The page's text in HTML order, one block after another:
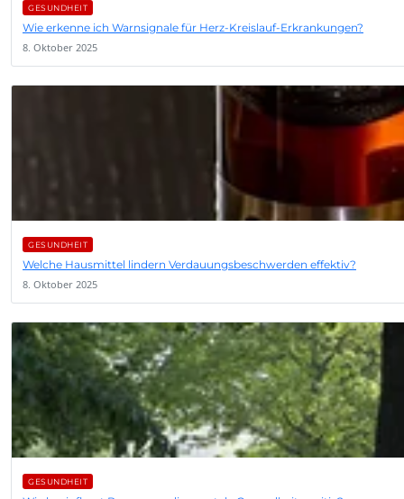
GESUNDHEIT
Wie erkenne ich Warnsignale für Herz-Kreislauf-Erkrankungen?
8. Oktober 2025
GESUNDHEIT
Welche Hausmittel lindern Verdauungsbeschwerden effektiv?
8. Oktober 2025
GESUNDHEIT